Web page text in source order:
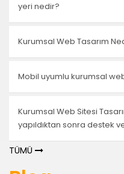
yeri nedir?
Kurumsal Web Tasarım
Mobil uyumlu kurumsal
Kurumsal Web Sitesi
yapıldıktan sonra destek
TÜMÜ